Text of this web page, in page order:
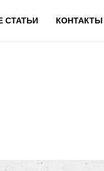
СТАТЬИ КОНТАКТЫ